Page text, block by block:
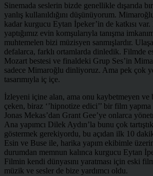
Sinemada seslerin bizde genellikle dışarıda
yanlış kullanıldığını düşünüyorum.
kadar kurgucu Eytan İpeker’in de katkısı
yaptığımız evin komşularıyla tanışma
muhtemelen bizi müzisyen sanmışlardır.
defalarca, farklı ortamlarda dinledik. Filmde
Mozart bestesi ve finaldeki Grup Ses’in
sadece Mimaroğlu dinliyoruz. Ama pek çok
tasarımıyla iç içe.
İzleyeni içine alan, ama onu kaybetmeyen ve
çeken, biraz ‘’hipnotize edici’’ bir film
Jonas Mekas’dan Grant Gee’ye onlarca
Ana yapımcı Dilek Aydın’la bunu çok
göstermek gerekiyordu, bu açıdan ilk 10
Esin ve Buse ile, harika yapım ekibimle
durumdan memnun kalınca kurgucu Eytan
Filmin kendi dünyasını yaratması için eski
müzik ve sesler de bize yardımcı oldu.